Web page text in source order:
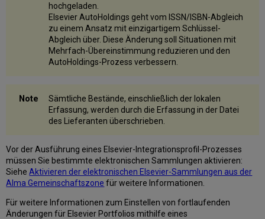
hochgeladen.
Elsevier AutoHoldings geht vom ISSN/ISBN-Abgleich
zu einem Ansatz mit einzigartigem Schlüssel-
Abgleich über. Diese Änderung soll Situationen mit
Mehrfach-Übereinstimmung reduzieren und den
AutoHoldings-Prozess verbessern.
Sämtliche Bestände, einschließlich der lokalen
Erfassung, werden durch die Erfassung in der Datei
des Lieferanten überschrieben.
Vor der Ausführung eines Elsevier-Integrationsprofil-Prozesses
müssen Sie bestimmte elektronischen Sammlungen aktivieren:
SieheAktivieren der elektronischen Elsevier-Sammlungen aus der
Alma Gemeinschaftszone für weitere Informationen.
Für weitere Informationen zum Einstellen von fortlaufenden
Änderungen für Elsevier Portfolios mithilfe eines